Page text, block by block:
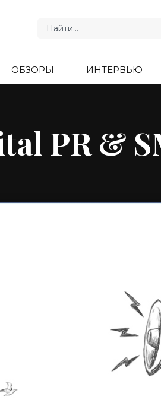
ОБЗОРЫ ИНТЕРВЬЮ
PR &